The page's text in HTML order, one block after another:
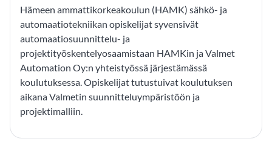
Hämeen ammattikorkeakoulun (HAMK) sähkö- ja
automaatiotekniikan opiskelijat syvensivät
automaatiosuunnittelu- ja
projektityöskentelyosaamistaan HAMKin ja Valmet
Automation Oy:n yhteistyössä järjestämässä
koulutuksessa. Opiskelijat tutustuivat koulutuksen
aikana Valmetin suunnitteluympäristöön ja
projektimalliin.